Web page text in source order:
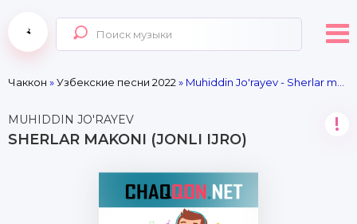
Чаккон »Узбекские песни 2022 » Muhiddin Jo'rayev - Sherlar makoni (jonli ijro)
MUHIDDIN JO'RAYEV
SHERLAR MAKONI (JONLI IJRO)
!